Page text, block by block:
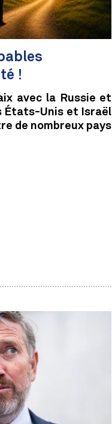
!
avec la Russie et
États-Unis et Israël
de nombreux pays